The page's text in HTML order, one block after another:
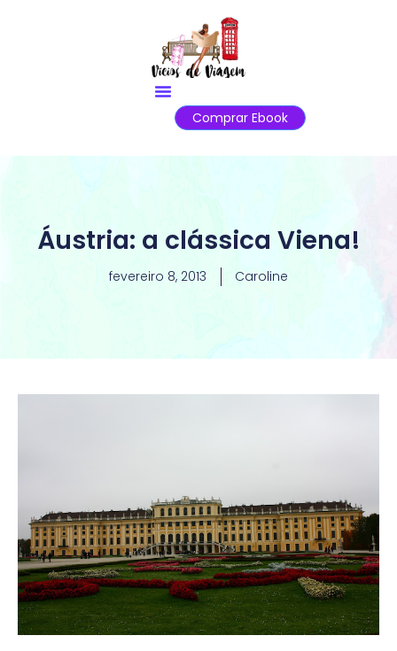
Comprar Ebook
Áustria: a clássica Viena!
fevereiro 8, 2013 Caroline